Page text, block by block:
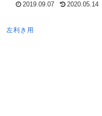
2019.09.07 2020.05.14
左利き用